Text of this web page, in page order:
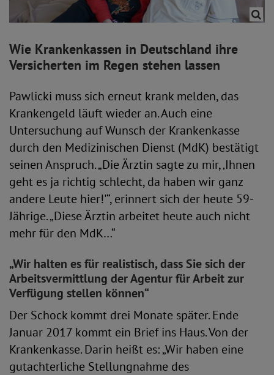
Wie Krankenkassen in Deutschland ihre
Versicherten im Regen stehen lassen
Pawlicki muss sich erneut krank melden, das
Krankengeld läuft wieder an. Auch eine
Untersuchung auf Wunsch der Krankenkasse
durch den Medizinischen Dienst (MdK) bestätigt
seinen Anspruch. „Die Ärztin sagte zu mir, ‚Ihnen
geht es ja richtig schlecht, da haben wir ganz
andere Leute hier!'“, erinnert sich der heute 59-
Jährige. „Diese Ärztin arbeitet heute auch nicht
mehr für den MdK…“
„Wir halten es für realistisch, dass Sie sich der
Arbeitsvermittlung der Agentur für Arbeit zur
Verfügung stellen können“
Der Schock kommt drei Monate später. Ende
Januar 2017 kommt ein Brief ins Haus. Von der
Krankenkasse. Darin heißt es: „Wir haben eine
gutachterliche Stellungnahme des